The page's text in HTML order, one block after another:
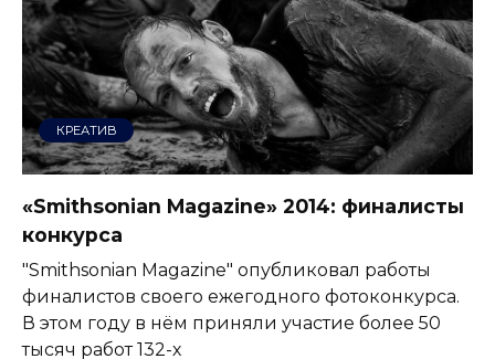
КРЕАТИВ
«Smithsonian Magazine» 2014: финалисты
конкурса
"Smithsonian Magazine" опубликовал работы
финалистов своего ежегодного фотоконкурса.
В этом году в нём приняли участие более 50
тысяч работ 132-х